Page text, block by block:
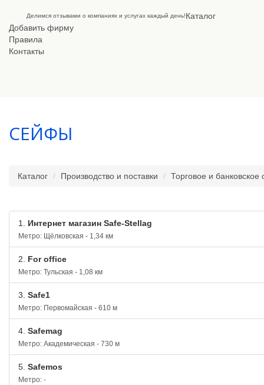
Делимся отзывами о компаниях и услугах каждый день!Каталог
Добавить фирму
Правила
Контакты
СЕЙФЫ
Каталог Производство и поставки Торговое и банковское
1. Интернет магазин Safe-Stellag
Метро: Щёлковская - 1,34 км
2. For office
Метро: Тульская - 1,08 км
3. Safe1
Метро: Первомайская - 610 м
4. Safemag
Метро: Академическая - 730 м
5. Safemos
Метро: -